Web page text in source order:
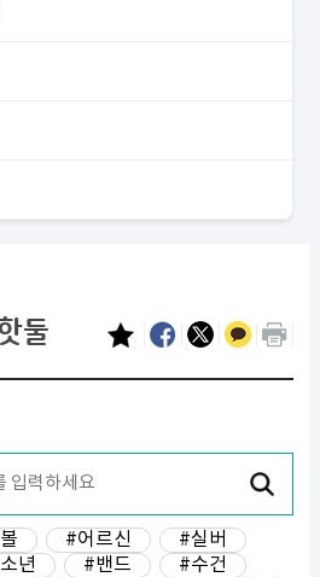
둘
#어르신
#실버
년 #밴드
#수건